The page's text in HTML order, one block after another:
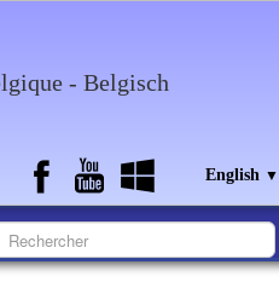
- Belgisch
English ▼